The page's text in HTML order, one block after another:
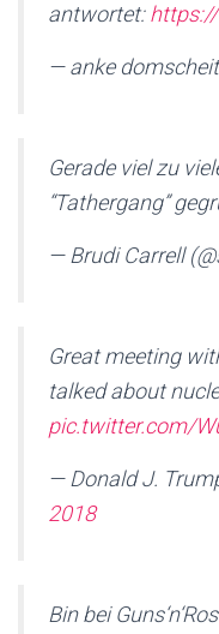
antwortet:
— anke
Gerade viel zu
“Tathergang”
— Brudi Carrell
Great meeting
talked about
pic.twitter.com/
— Donald J.
2018
Bin bei